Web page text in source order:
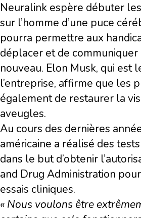
Neuralink espère débuter
sur l’homme d’une puce
pourra permettre aux
déplacer et de communiquer
nouveau. Elon Musk, qui est
l’entreprise, affirme que les
également de restaurer la
aveugles.
Au cours des dernières
américaine a réalisé des
dans le but d’obtenir
and Drug Administration
essais cliniques.
« Nous voulons être